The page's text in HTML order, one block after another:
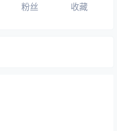
粉丝 收藏